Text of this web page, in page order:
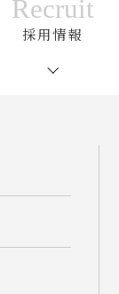
Recruit
採用情報